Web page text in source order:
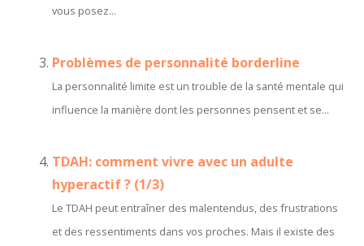
vous posez...
Problèmes de personnalité borderline
La personnalité limite est un trouble de la santé mentale qui
influence la manière dont les personnes pensent et se...
TDAH: comment vivre avec un adulte
hyperactif ? (1/3)
Le TDAH peut entraîner des malentendus, des frustrations
et des ressentiments dans vos proches. Mais il existe des